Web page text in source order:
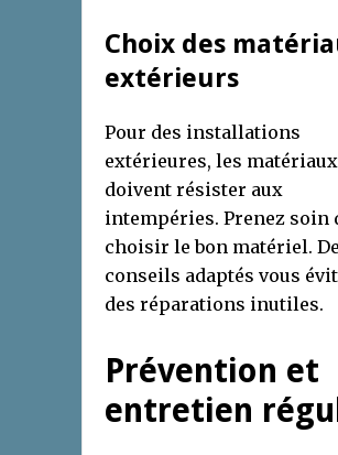
Choix des
extérieurs
Pour des installations
extérieures, les matériaux
doivent résister aux
intempéries. Prenez soin
choisir le bon matériel.
conseils adaptés vous
des réparations inutiles.
Prévention et
entretien